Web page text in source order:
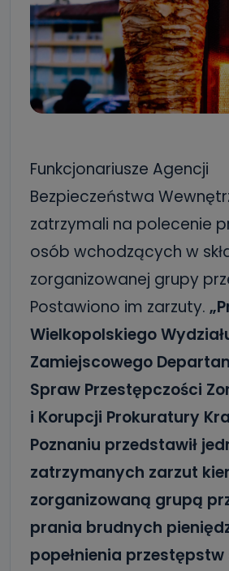
Funkcjonariusze Agencji
Bezpieczeństwa
zatrzymali na polecenie
osób wchodzących w
zorganizowanej grupy
Postawiono im zarzuty.
Wielkopolskiego
Zamiejscowego
Spraw Przestępczości
i Korupcji Prokuratury
Poznaniu przedstawił
zatrzymanych zarzut
zorganizowaną grupą
prania brudnych
popełnienia